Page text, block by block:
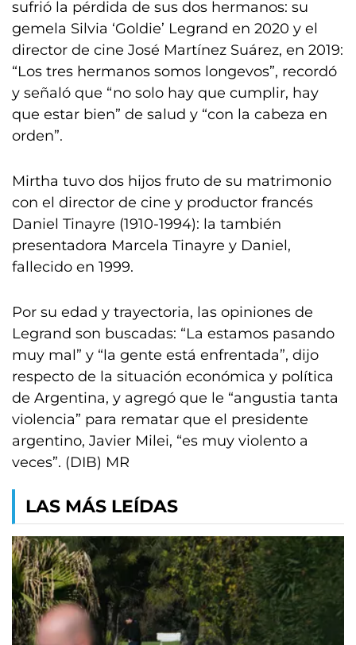
sufrió la pérdida de sus dos hermanos: su
gemela Silvia ‘Goldie’ Legrand en 2020 y el
director de cine José Martínez Suárez, en 2019:
“Los tres hermanos somos longevos”, recordó
y señaló que “no solo hay que cumplir, hay
que estar bien” de salud y “con la cabeza en
orden”.
Mirtha tuvo dos hijos fruto de su matrimonio
con el director de cine y productor francés
Daniel Tinayre (1910-1994): la también
presentadora Marcela Tinayre y Daniel,
fallecido en 1999.
Por su edad y trayectoria, las opiniones de
Legrand son buscadas: “La estamos pasando
muy mal” y “la gente está enfrentada”, dijo
respecto de la situación económica y política
de Argentina, y agregó que le “angustia tanta
violencia” para rematar que el presidente
argentino, Javier Milei, “es muy violento a
veces”. (DIB) MR
LAS MÁS LEÍDAS